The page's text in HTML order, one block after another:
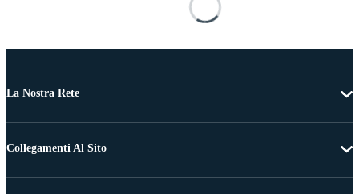
La Nostra Rete
Collegamenti Al Sito